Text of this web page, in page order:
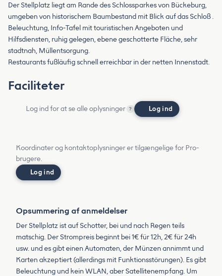
Der Stellplatz liegt am Rande des Schlossparkes von Bückeburg,
umgeben von historischem Baumbestand mit Blick auf das Schloß .
Beleuchtung, Info-Tafel mit touristischen Angeboten und
Hilfsdiensten, ruhig gelegen, ebene geschotterte Fläche, sehr
stadtnah, Müllentsorgung.
Restaurants fußläufig schnell erreichbar in der netten Innenstadt.
Faciliteter
Log ind for at se alle oplysninger ? Log ind
Koordinater og kontaktoplysninger er tilgængelige for Pro-
brugere.
Log ind
Opsummering af anmeldelser
Der Stellplatz ist auf Schotter, bei und nach Regen teils
matschig. Der Strompreis beginnt bei 1€ für 12h, 2€ für 24h
usw. und es gibt einen Automaten, der Münzen annimmt und
Karten akzeptiert (allerdings mit Funktionsstörungen). Es gibt
Beleuchtung und kein WLAN, aber Satellitenempfang. Um